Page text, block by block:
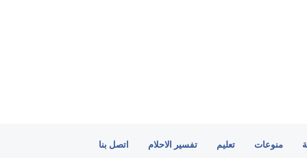
منوعات تعليم تفسير الاحلام اتصل بنا